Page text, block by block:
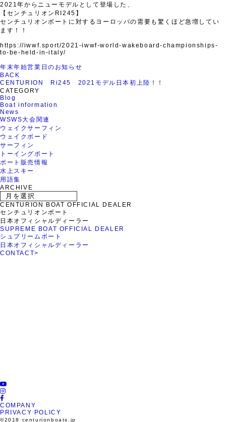
2021年からニューモデルとして登場した、
【センチュリオンRI245】
センチュリオンボートに対するヨーロッパの需要も驚くほど急増してい
ます！！
https://iwwf.sport/2021-iwwf-world-wakeboard-championships-
to-be-held-in-italy/
年末年始営業日のお知らせ
BACK
CENTURION Ri245 2021モデル日本初上陸！！
CATEGORY
Blog
Boat information
News
WSWS大会関連
ウェイクサーフィン
ウェイクボード
サーフィン
トーイングボート
ボート販売情報
水上スキー
用語集
ARCHIVE
CENTURION BOAT OFFICIAL DEALER
センチュリオンボート
日本オフィシャルディーラー
SUPREME BOAT OFFICIAL DEALER
シュプリームボート
日本オフィシャルディーラー
CONTACT>
COMPANY
PRIVACY POLICY
©︎2018 centurionboats.jp